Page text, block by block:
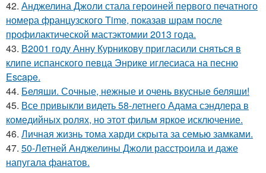
42. Анджелина Джоли стала героиней первого печатного
номера французского Time, показав шрам после
профилактической мастэктомии 2013 года.
43. В2001 году Анну Курникову пригласили сняться в
клипе испанского певца Энрике иглесиаса на песню
Escape.
44. Беляши. Сочные, нежные и очень вкусные беляши!
45. Все привыкли видеть 58-летнего Адама сэндлера в
комедийных ролях, но этот фильм яркое исключение.
46. Личная жизнь тома харди скрыта за семью замками.
47. 50-Летней Анджелины Джоли расстроила и даже
напугала фанатов.